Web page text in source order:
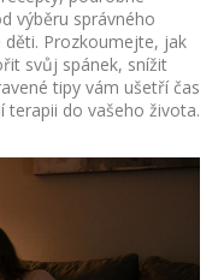
výběru správného
děti. Prozkoumejte, jak
svůj spánek, snížit
tipy vám ušetří čas
do vašeho života.